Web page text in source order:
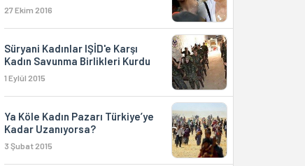
27 Ekim 2016
Süryani Kadınlar IŞİD'e Karşı
Kadın Savunma Birlikleri Kurdu
1 Eylül 2015
Ya Köle Kadın Pazarı Türkiye’ye
Kadar Uzanıyorsa?
3 Şubat 2015